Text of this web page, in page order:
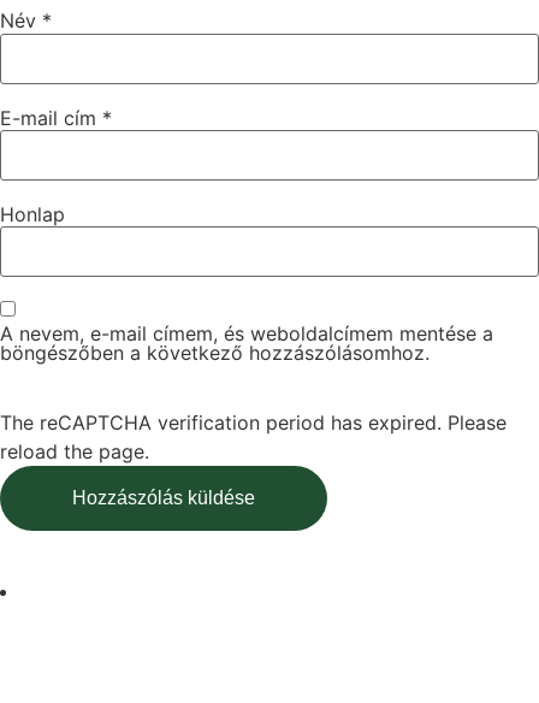
Név *
E-mail cím *
Honlap
A nevem, e-mail címem, és weboldalcímem mentése a
böngészőben a következő hozzászólásomhoz.
The reCAPTCHA verification period has expired. Please
reload the page.